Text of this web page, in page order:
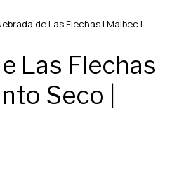
de Las Flechas | Malbec |
Las Flechas
Seco |